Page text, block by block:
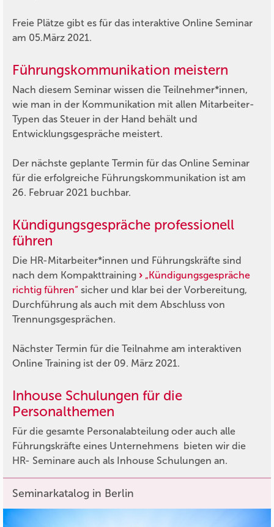
Freie Plätze gibt es für das interaktive Online Seminar
am 05.März 2021.
Führungskommunikation meistern
Nach diesem Seminar wissen die Teilnehmer*innen,
wie man in der Kommunikation mit allen Mitarbeiter-
Typen das Steuer in der Hand behält und
Entwicklungsgespräche meistert.
Der nächste geplante Termin für das Online Seminar
für die erfolgreiche Führungskommunikation ist am
26. Februar 2021 buchbar.
Kündigungsgespräche professionell
führen
Die HR-Mitarbeiter*innen und Führungskräfte sind
nach dem Kompakttraining
„Kündigungsgespräche
richtig führen“ sicher und klar bei der Vorbereitung,
Durchführung als auch mit dem Abschluss von
Trennungsgesprächen.
Nächster Termin für die Teilnahme am interaktiven
Online Training ist der 09. März 2021.
Inhouse Schulungen für die
Personalthemen
Für die gesamte Personalabteilung oder auch alle
Führungskräfte eines Unternehmens bieten wir die
HR- Seminare auch als Inhouse Schulungen an.
Seminarkatalog in Berlin